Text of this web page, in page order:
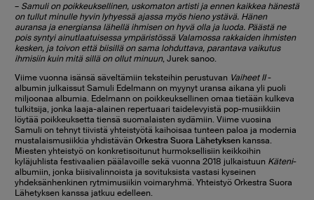
– Samuli on poikkeuksellinen, uskomaton artisti ja ennen kaikkea hänestä
on tullut minulle hyvin lyhyessä ajassa myös hieno ystävä. Hänen
auransa ja energiansa lähellä ihmisen on hyvä olla ja luoda. Päästä ne
pois syntyi ainutlaatuisessa ympäristössä Valamossa rakkaiden ihmisten
kesken, ja toivon että biisillä on sama lohduttava, parantava vaikutus
ihmisiin kuin mitä sillä on ollut minuun, Jurek sanoo.
Viime vuonna isänsä säveltämiin teksteihin perustuvan Vaiheet II-
albumin julkaissut Samuli Edelmann on myynyt uransa aikana yli puoli
miljoonaa albumia. Edelmann on poikkeuksellinen omaa tietään kulkeva
tulkitsija, jonka laaja-alainen repertuaari taidelevyistä pop-musiikkiin
löytää poikkeuksetta tiensä suomalaisten sydämiin. Viime vuosina
Samuli on tehnyt tiivistä yhteistyötä kaihoisaa tunteen paloa ja modernia
mustalaismusiikkia yhdistävän Orkestra Suora Lähetyksen kanssa.
Miesten yhteistyö on konkretisoitunut hurmoksellisiin keikkoihin
kyläjuhlista festivaalien päälavoille sekä vuonna 2018 julkaistuun Käteni-
albumiin, jonka biisivalinnoista ja sovituksista vastasi kyseinen
yhdeksänhenkinen rytmimusiikin voimaryhmä. Yhteistyö Orkestra Suora
Lähetyksen kanssa jatkuu edelleen.